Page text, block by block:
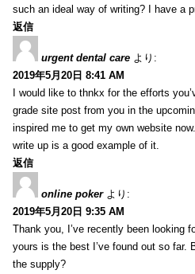
such an ideal way of writing? I have a
返信
urgent dental care より:
2019年5月20日 8:41 AM
I would like to thnkx for the efforts
grade site post from you in the
inspired me to get my own website
write up is a good example of it.
返信
online poker より:
2019年5月20日 9:35 AM
Thank you, I’ve recently been looking
yours is the best I’ve found out so far.
the supply?